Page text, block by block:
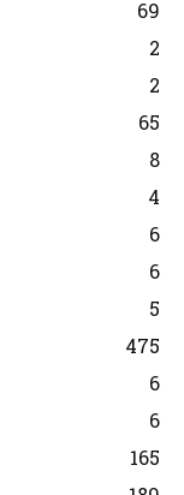
69
2
2
65
8
4
6
6
5
475
6
6
165